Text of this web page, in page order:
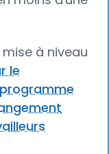
à niveau
le